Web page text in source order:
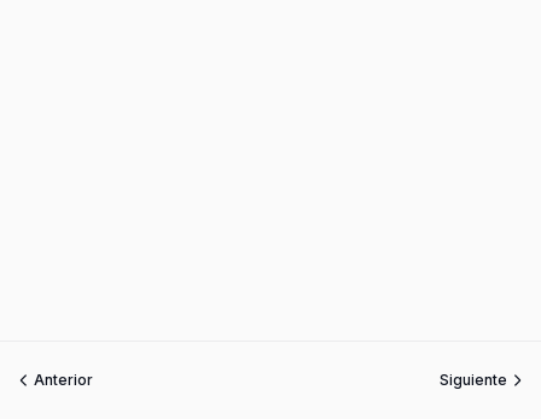
Anterior Siguiente